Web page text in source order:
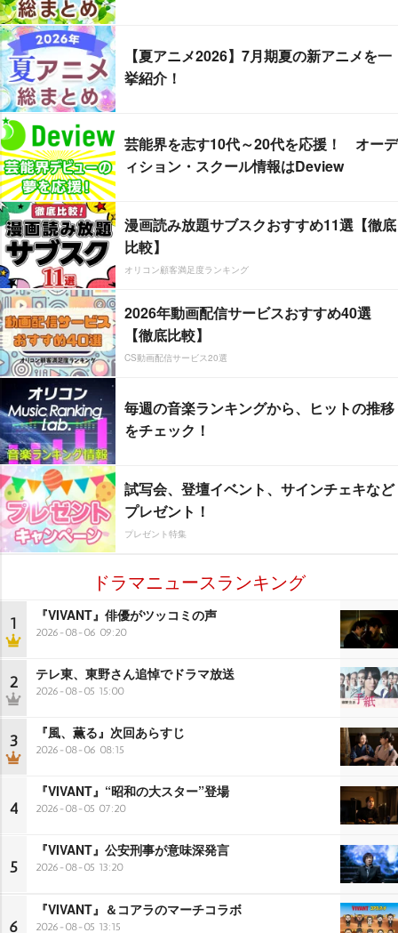
【夏アニメ2026】7月期夏の新アニメを一
挙紹介！
芸能界を志す10代～20代を応援！ オーデ
ィション・スクール情報はDeview
漫画読み放題サブスクおすすめ11選【徹底
比較】
オリコン顧客満足度ランキング
2026年動画配信サービスおすすめ40選
【徹底比較】
CS動画配信サービス20選
毎週の音楽ランキングから、ヒットの推移
をチェック！
試写会、登壇イベント、サインチェキなど
プレゼント！
プレゼント特集
ドラマニュースランキング
1 『VIVANT』俳優がツッコミの声
2026-08-06 09:20
2 テレ東、東野さん追悼でドラマ放送
2026-08-05 15:00
3 『風、薫る』次回あらすじ
2026-08-06 08:15
4
『VIVANT』“昭和の大スター”登場
2026-08-05 07:20
5
『VIVANT』公安刑事が意味深発言
2026-08-05 13:20
6
『VIVANT』＆コアラのマーチコラボ
2026-08-05 13:15